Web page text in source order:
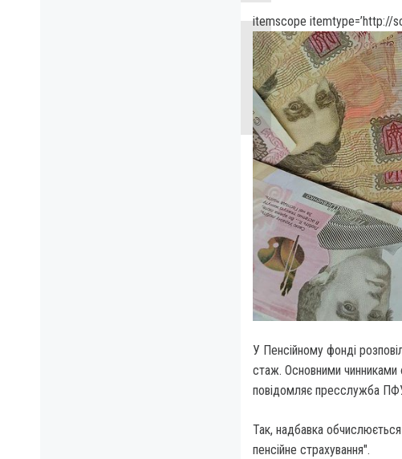
itemscope itemtype=’http://
У Пенсійному фонді
стаж. Основними чинниками
повідомляє пресслужба
Так, надбавка
пенсійне страхування".